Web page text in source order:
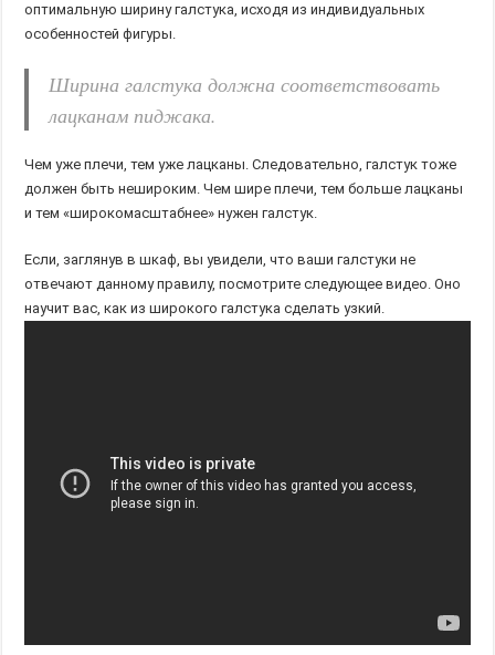
оптимальную ширину галстука, исходя из индивидуальных
особенностей фигуры.
Ширина галстука должна соответствовать
лацканам пиджака.
Чем уже плечи, тем уже лацканы. Следовательно, галстук тоже
должен быть нешироким. Чем шире плечи, тем больше лацканы
и тем «широкомасштабнее» нужен галстук.
Если, заглянув в шкаф, вы увидели, что ваши галстуки не
отвечают данному правилу, посмотрите следующее видео. Оно
научит вас, как из широкого галстука сделать узкий.